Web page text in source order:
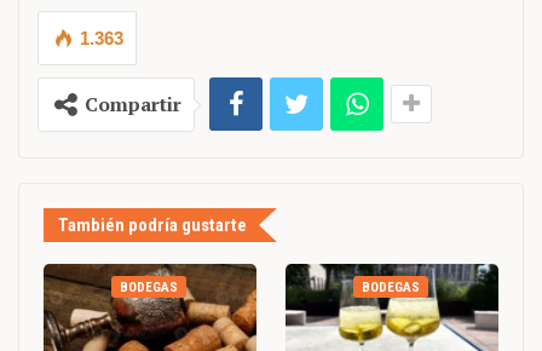
1.363
Compartir
También podría gustarte
BODEGAS BODEGAS